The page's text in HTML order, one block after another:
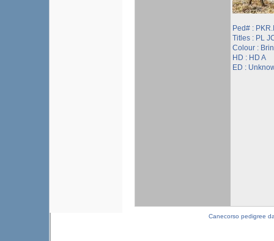
Ped# :
Titles : PL
Colour :
HD : HD A
ED :
Canecorso pedigree